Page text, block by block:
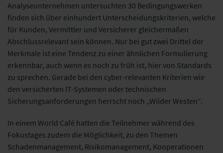
Analyseunternehmen untersuchten 30 Bedingungswerken
finden sich über einhundert Unterscheidungskriterien, welche
für Kunden, Vermittler und Versicherer gleichermaßen
Abschlussrelevant sein können. Nur bei gut zwei Drittel der
Merkmale ist eine Tendenz zu einer ähnlichen Formulierung
erkennbar, auch wenn es noch zu früh ist, hier von Standards
zu sprechen. Gerade bei den cyber-relevanten Kriterien wie
den versicherten IT-Systemen oder technischen
Sicherungsanforderungen herrscht noch „Wilder Westen“.
In einem World Café hatten die Teilnehmer während des
Fokustages zudem die Möglichkeit, zu den Themen
Schadenmanagement, Risikomanagement, Kooperationen